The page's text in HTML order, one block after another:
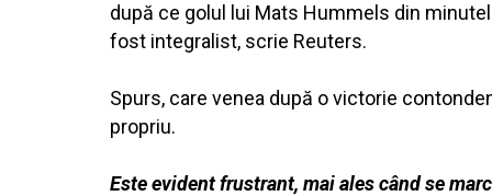
după ce golul lui Mats Hummels din
fost integralist, scrie Reuters.
Spurs, care venea după o victorie
propriu.
Este evident frustrant, mai ales când se